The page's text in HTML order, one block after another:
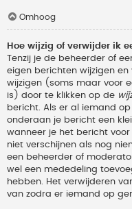
Omhoog
Hoe wijzig of verwijder ik
Tenzij je de beheerder of
eigen berichten wijzigen
wijzigen (soms maar voor
is) door te klikken op de
bericht. Als er al iemand
onderaan je bericht een
wanneer je het bericht
niet verschijnen als nog
een beheerder of
wel een mededeling
hebben. Het verwijderen
van zodra er iemand op